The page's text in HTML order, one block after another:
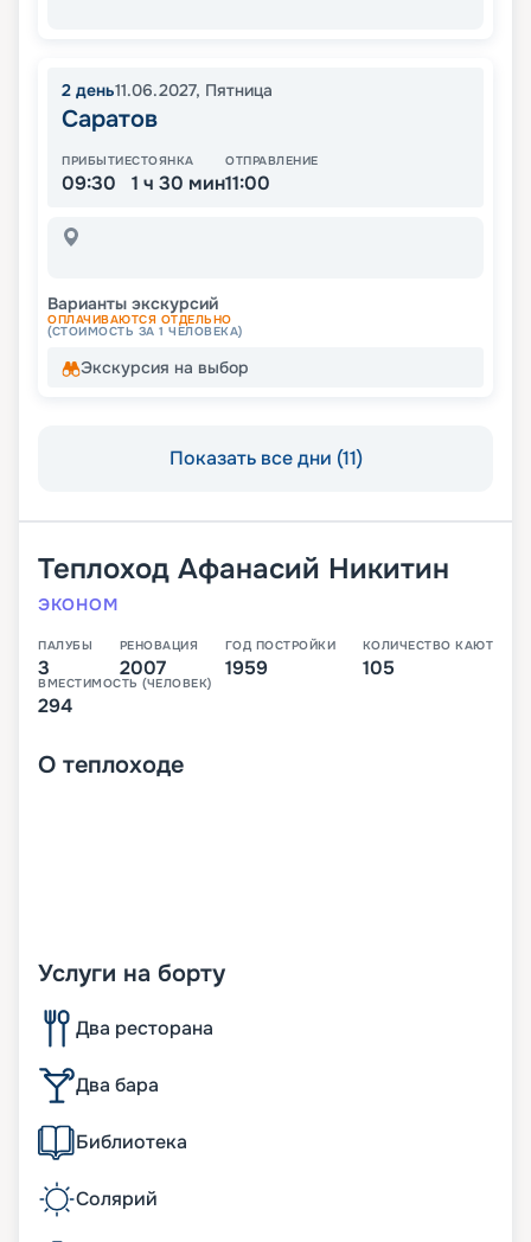
2 день11.06.2027, Пятница
Саратов
ПРИБЫТИЕ
09:30
СТОЯНКА
1 ч 30 мин
ОТПРАВЛЕНИЕ
11:00
Варианты экскурсий
ОПЛАЧИВАЮТСЯ ОТДЕЛЬНО
(СТОИМОСТЬ ЗА 1 ЧЕЛОВЕКА)
Экскурсия на выбор
Показать все дни (11)
Теплоход Афанасий Никитин
ЭКОНОМ
ПАЛУБЫ
3
РЕНОВАЦИЯ
2007
ГОД ПОСТРОЙКИ
1959
КОЛИЧЕСТВО КАЮТ
105
ВМЕСТИМОСТЬ (ЧЕЛОВЕК)
294
О теплоходе
Услуги на борту
Два ресторана
Два бара
Библиотека
Солярий